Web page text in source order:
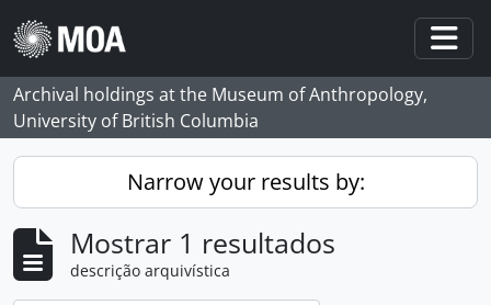
Skip to main content
Archival holdings at the Museum of Anthropology,
University of British Columbia
Narrow your results by:
Mostrar 1 resultados
descrição arquivística